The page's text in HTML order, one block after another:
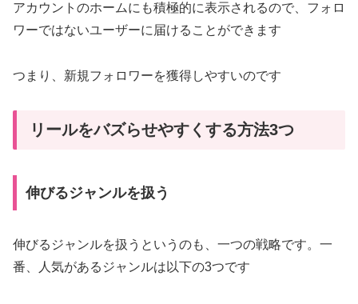
アカウントのホームにも積極的に表示されるので、フォロ
ワーではないユーザーに届けることができます
つまり、新規フォロワーを獲得しやすいのです
リールをバズらせやすくする方法3つ
伸びるジャンルを扱う
伸びるジャンルを扱うというのも、一つの戦略です。一
番、人気があるジャンルは以下の3つです